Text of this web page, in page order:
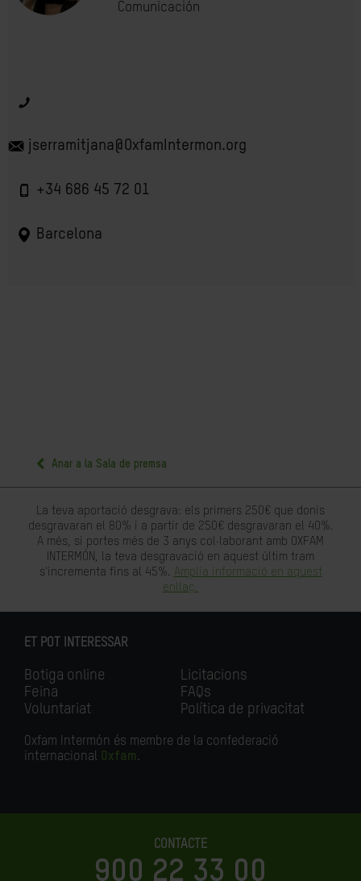
Comunicación
jserramitjana@OxfamIntermon.org
+34 686 45 72 01
Barcelona
Anar a la Sala de premsa
La teva aportació desgrava: els primers 250€ que donis
desgravaran el 80% i a partir de 250€ desgravaran el 40%.
A més, si portes més de 3 anys col·laborant amb OXFAM
INTERMÓN, la teva desgravació en aquest últim tram
s'incrementa fins al 45%. Amplia informació en aquest
enllaç.
ET POT INTERESSAR
Botiga online
Feina
Voluntariat
Licitacions
FAQs
Política de privacitat
Oxfam Intermón és membre de la confederació
internacional Oxfam.
CONTACTE
900 22 33 00